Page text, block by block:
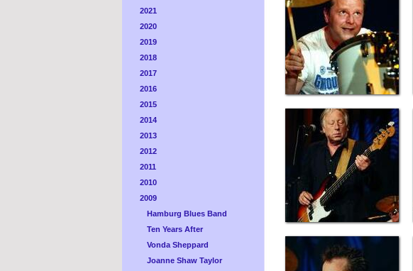
2021
2020
2019
2018
2017
2016
2015
2014
2013
2012
2011
2010
2009
Hamburg Blues Band
Ten Years After
Vonda Sheppard
Joanne Shaw Taylor